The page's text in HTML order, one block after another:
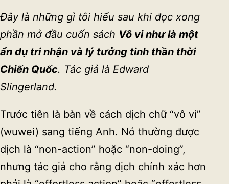
Đây là những gì tôi hiểu sau khi đọc xong
phần mở đầu cuốn sách Vô vi như là một
ẩn dụ tri nhận và lý tưởng tinh thần thời
Chiến Quốc. Tác giả là Edward
Slingerland.
Trước tiên là bàn về cách dịch chữ “vô vi”
(wuwei) sang tiếng Anh. Nó thường được
dịch là “non-action” hoặc “non-doing”,
nhưng tác giả cho rằng dịch chính xác hơn